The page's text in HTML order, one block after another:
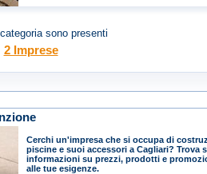
sono presenti
2 Imprese
Cerchi un'impresa che si occupa di
piscine e suoi accessori a Cagliari? Trova
informazioni su prezzi, prodotti e
alle tue esigenze.